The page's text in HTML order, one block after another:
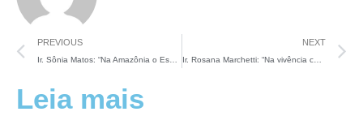
Leia mais
PREVIOUS
Ir. Sônia Matos: “Na Amazônia o Espírito se move sobre águas”
NEXT
Ir. Rosana Marchetti: “Na vivência com povos diferentes do meu, eu sou evangelizada e posso evangelizar”